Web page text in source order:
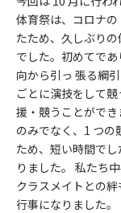
体育祭は、コロナ
たため、久しぶり
でした。初めてで
向から引っ 張る綱
ごとに演技をして
援・競うことがで
のみでなく、1 つの
ため、短い時間で
りました。 私たち
クラスメイトとの
行事になりました。